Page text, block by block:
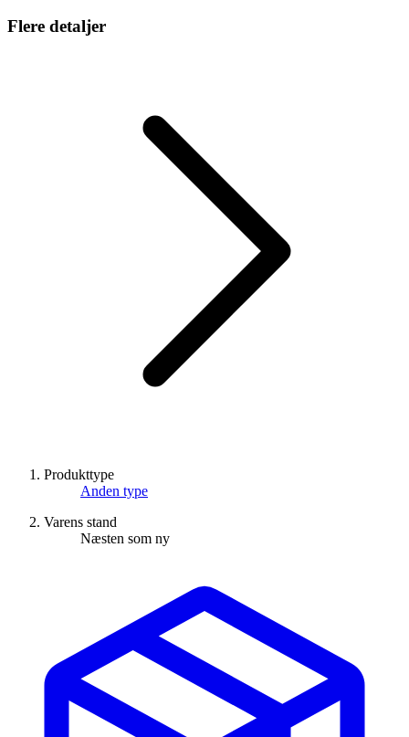
Flere detaljer
Produkttype
Anden type
Varens stand
Næsten som ny